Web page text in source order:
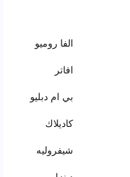
الفا روميو
افاتر
بي ام دبليو
كاديلاك
شيفروليه